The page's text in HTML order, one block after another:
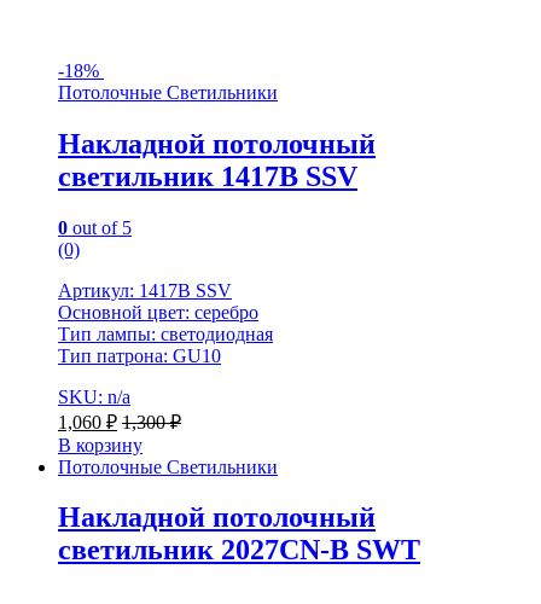
-18%
Потолочные Светильники
Накладной потолочный
светильник 1417B SSV
0 out of 5
(0)
Артикул: 1417B SSV
Основной цвет: серебро
Тип лампы: светодиодная
Тип патрона: GU10
SKU: n/a
1,060 ₽ 1,300₽
В корзину
Потолочные Светильники
Накладной потолочный
светильник 2027CN-B SWT